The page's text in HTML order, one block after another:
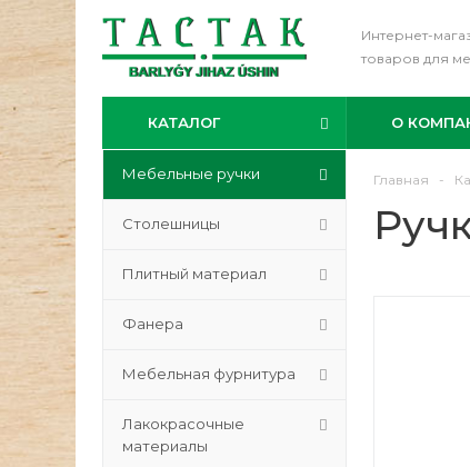
Интернет-
товаров для
КАТАЛОГ О
Мебельные ручки
Столешницы
Плитный материал
Фанера
Мебельная фурнитура
Лакокрасочные
материалы
Главная -